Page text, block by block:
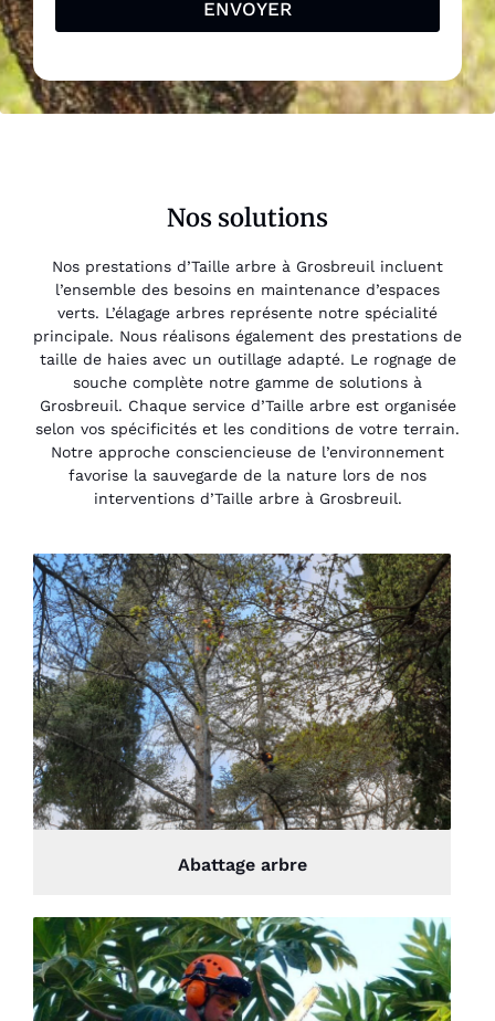
ENVOYER
Nos solutions
Nos prestations d’Taille arbre à Grosbreuil incluent
l’ensemble des besoins en maintenance d’espaces
verts. L’élagage arbres représente notre spécialité
principale. Nous réalisons également des prestations de
taille de haies avec un outillage adapté. Le rognage de
souche complète notre gamme de solutions à
Grosbreuil. Chaque service d’Taille arbre est organisée
selon vos spécificités et les conditions de votre terrain.
Notre approche consciencieuse de l’environnement
favorise la sauvegarde de la nature lors de nos
interventions d’Taille arbre à Grosbreuil.
Abattage arbre